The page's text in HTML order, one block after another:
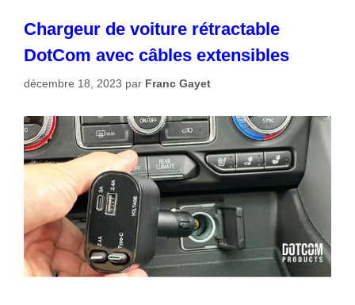
Chargeur de voiture rétractable
DotCom avec câbles extensibles
décembre 18, 2023 par Franc Gayet